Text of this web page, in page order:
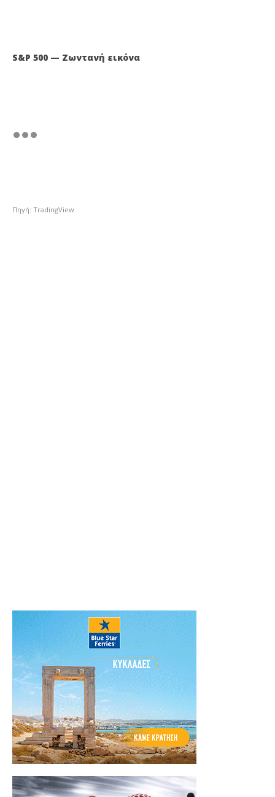
S&P 500 — Ζωντανή εικόνα
Πηγή: TradingView